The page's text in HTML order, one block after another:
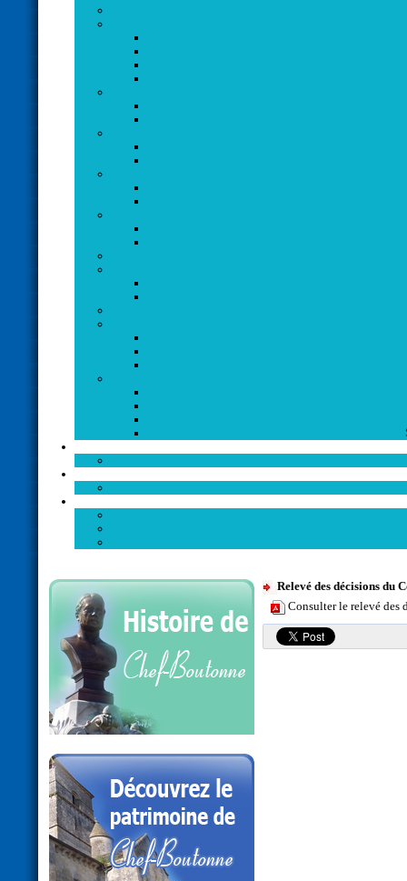
Relevé des décisions du
Consulter le relevé des